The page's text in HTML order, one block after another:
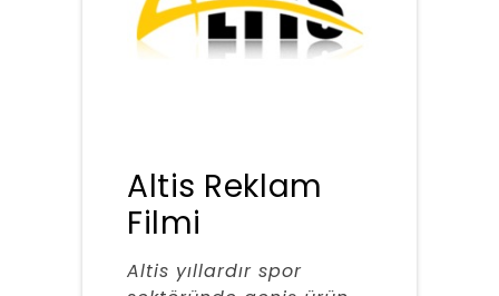
Altis Reklam
Filmi
Altis yıllardır spor